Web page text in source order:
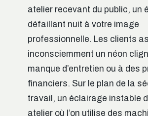
atelier recevant du public, un
défaillant nuit à votre image
professionnelle. Les clients
inconsciemment un néon
manque d’entretien ou à des
financiers. Sur le plan de la
travail, un éclairage instable
atelier où l’on utilise des